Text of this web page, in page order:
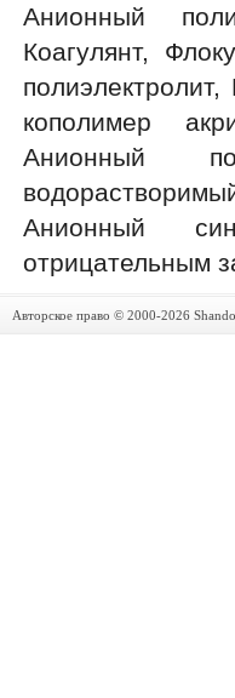
Анионный
Коагулянт,
кополимер
Анионный
Анионный
отрицательным
Авторское право © 2000-2026